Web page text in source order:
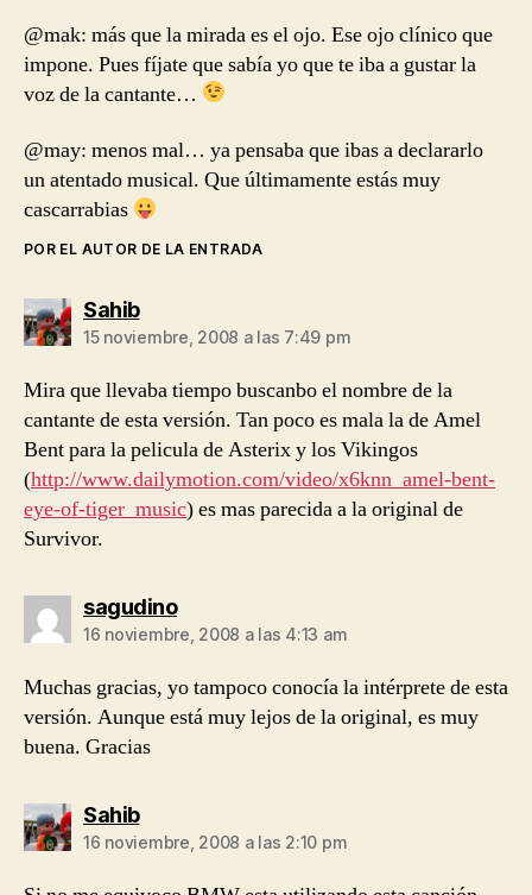
@mak: más que la mirada es el ojo. Ese ojo clínico que
impone. Pues fíjate que sabía yo que te iba a gustar la
voz de la cantante…
@may: menos mal… ya pensaba que ibas a declararlo
un atentado musical. Que últimamente estás muy
cascarrabias
POR EL AUTOR DE LA ENTRADA
Sahibdice:
15 noviembre, 2008 a las 7:49 pm
Mira que llevaba tiempo buscanbo el nombre de la
cantante de esta versión. Tan poco es mala la de Amel
Bent para la pelicula de Asterix y los Vikingos
(http://www.dailymotion.com/video/x6knn_amel-bent-
eye-of-tiger_music) es mas parecida a la original de
Survivor.
sagudinodice:
16 noviembre, 2008 a las 4:13 am
Muchas gracias, yo tampoco conocía la intérprete de esta
versión. Aunque está muy lejos de la original, es muy
buena. Gracias
Sahibdice:
16 noviembre, 2008 a las 2:10 pm